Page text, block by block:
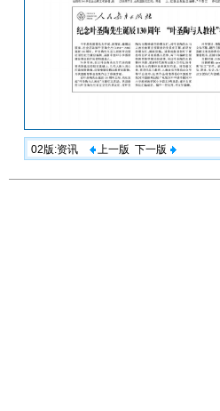
02版:资讯 上一版 下一版